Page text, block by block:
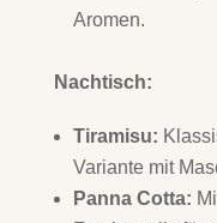
Aromen.
Nachtisch:
Tiramisu:
Variante mit
Panna Cotta: